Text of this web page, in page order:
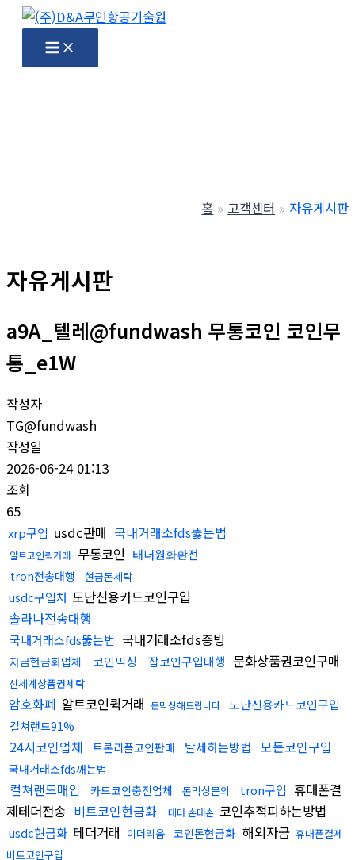
Main
Menu
홈 고객센터 자유게시판
자유게시판
a9A_텔레@fundwash 무통코인 코인무
통_e1W
작성자
TG@fundwash
작성일
2026-06-24 01:13
조회
65
xrp구입 usdc판매 국내거래소fds뚫는법
알트코인퀵거래 무통코인 태더원화환전
tron전송대행 현금돈세탁
usdc구입처 도난신용카드코인구입
솔라나전송대행
국내거래소fds뚫는법 국내거래소fds증빙
자금현금화업체 코인믹싱 잡코인구입대행 문화상품권코인구매
신세계상품권세탁
암호화폐 알트코인퀵거래 돈믹싱해드립니다 도난신용카드코인구입
컬쳐랜드91%
24시코인업체 트론리플코인판매 탈세하는방법 모든코인구입
국내거래소fds깨는법
컬쳐랜드매입 카드코인충전업체 돈믹싱문의 tron구입 휴대폰결
제테더전송 비트코인현금화 테더 손대손 코인추적피하는방법
usdc현금화 테더거래 이더리움 코인돈현금화 해외자금 휴대폰결제
비트코인구입